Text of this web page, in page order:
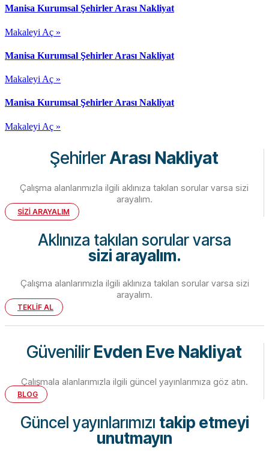
Manisa Kurumsal Şehirler Arası Nakliyat
Makaleyi Aç »
Manisa Kurumsal Şehirler Arası Nakliyat
Makaleyi Aç »
Manisa Kurumsal Şehirler Arası Nakliyat
Makaleyi Aç »
ŞehirlerArası Nakliyat
Çalışma alanlarımızla ilgili aklınıza takılan sorular varsa sizi
arayalım.
SİZİ ARAYALIM
Aklınıza takılan sorular varsa
sizi arayalım.
Çalışma alanlarımızla ilgili aklınıza takılan sorular varsa sizi
arayalım.
TEKLİF AL
GüvenilirEvden Eve Nakliyat
Çalışmala alanlarımızla ilgili güncel yayınlarımıza göz atın.
BLOG
Güncel yayınlarımızı takip etmeyi
unutmayın